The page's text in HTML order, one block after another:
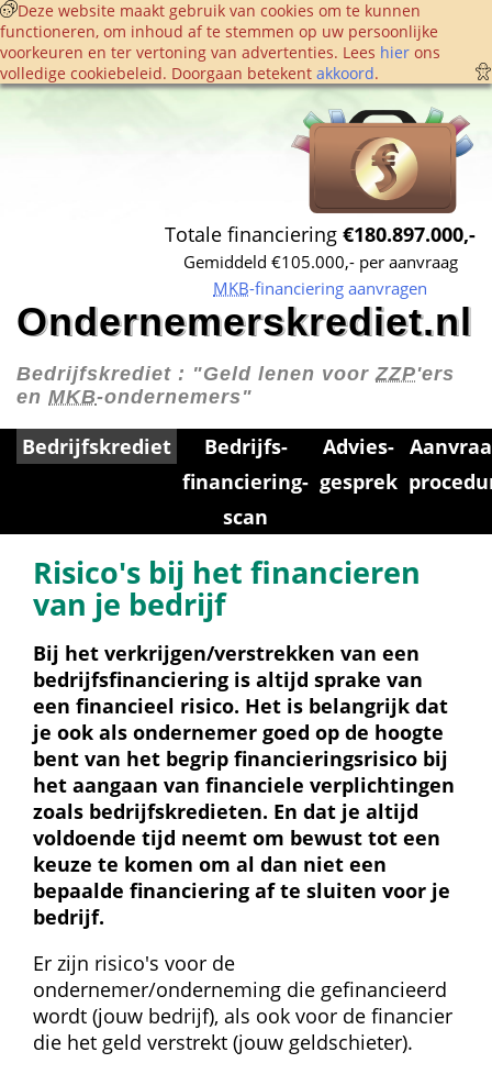
Deze website maakt gebruik van cookies om te kunnen
functioneren, om inhoud af te stemmen op uw persoonlijke
voorkeuren en ter vertoning van advertenties. Lees hier ons
volledige cookie­beleid. Doorgaan betekent akkoord.
Totale financiering €180.897.000,-
Gemiddeld €105.000,- per aanvraag
MKB-financiering aanvragen
Ondernemerskrediet.nl
Bedrijfskrediet : "Geld lenen voor ZZP'ers
en MKB-ondernemers"
Bedrijfskrediet
Bedrijfs­
financiering­
scan
Advies­
gesprek
Risico's bij het financieren
van je bedrijf
Bij het verkrijgen/verstrekken van een
bedrijfsfinanciering is altijd sprake van
een financieel risico. Het is belangrijk dat
je ook als ondernemer goed op de hoogte
bent van het begrip financieringsrisico bij
het aangaan van financiele verplichtingen
zoals bedrijfskredieten. En dat je altijd
voldoende tijd neemt om bewust tot een
keuze te komen om al dan niet een
bepaalde financiering af te sluiten voor je
bedrijf.
Er zijn risico's voor de
ondernemer/onderneming die gefinancieerd
wordt (jouw bedrijf), als ook voor de financier
die het geld verstrekt (jouw geldschieter).